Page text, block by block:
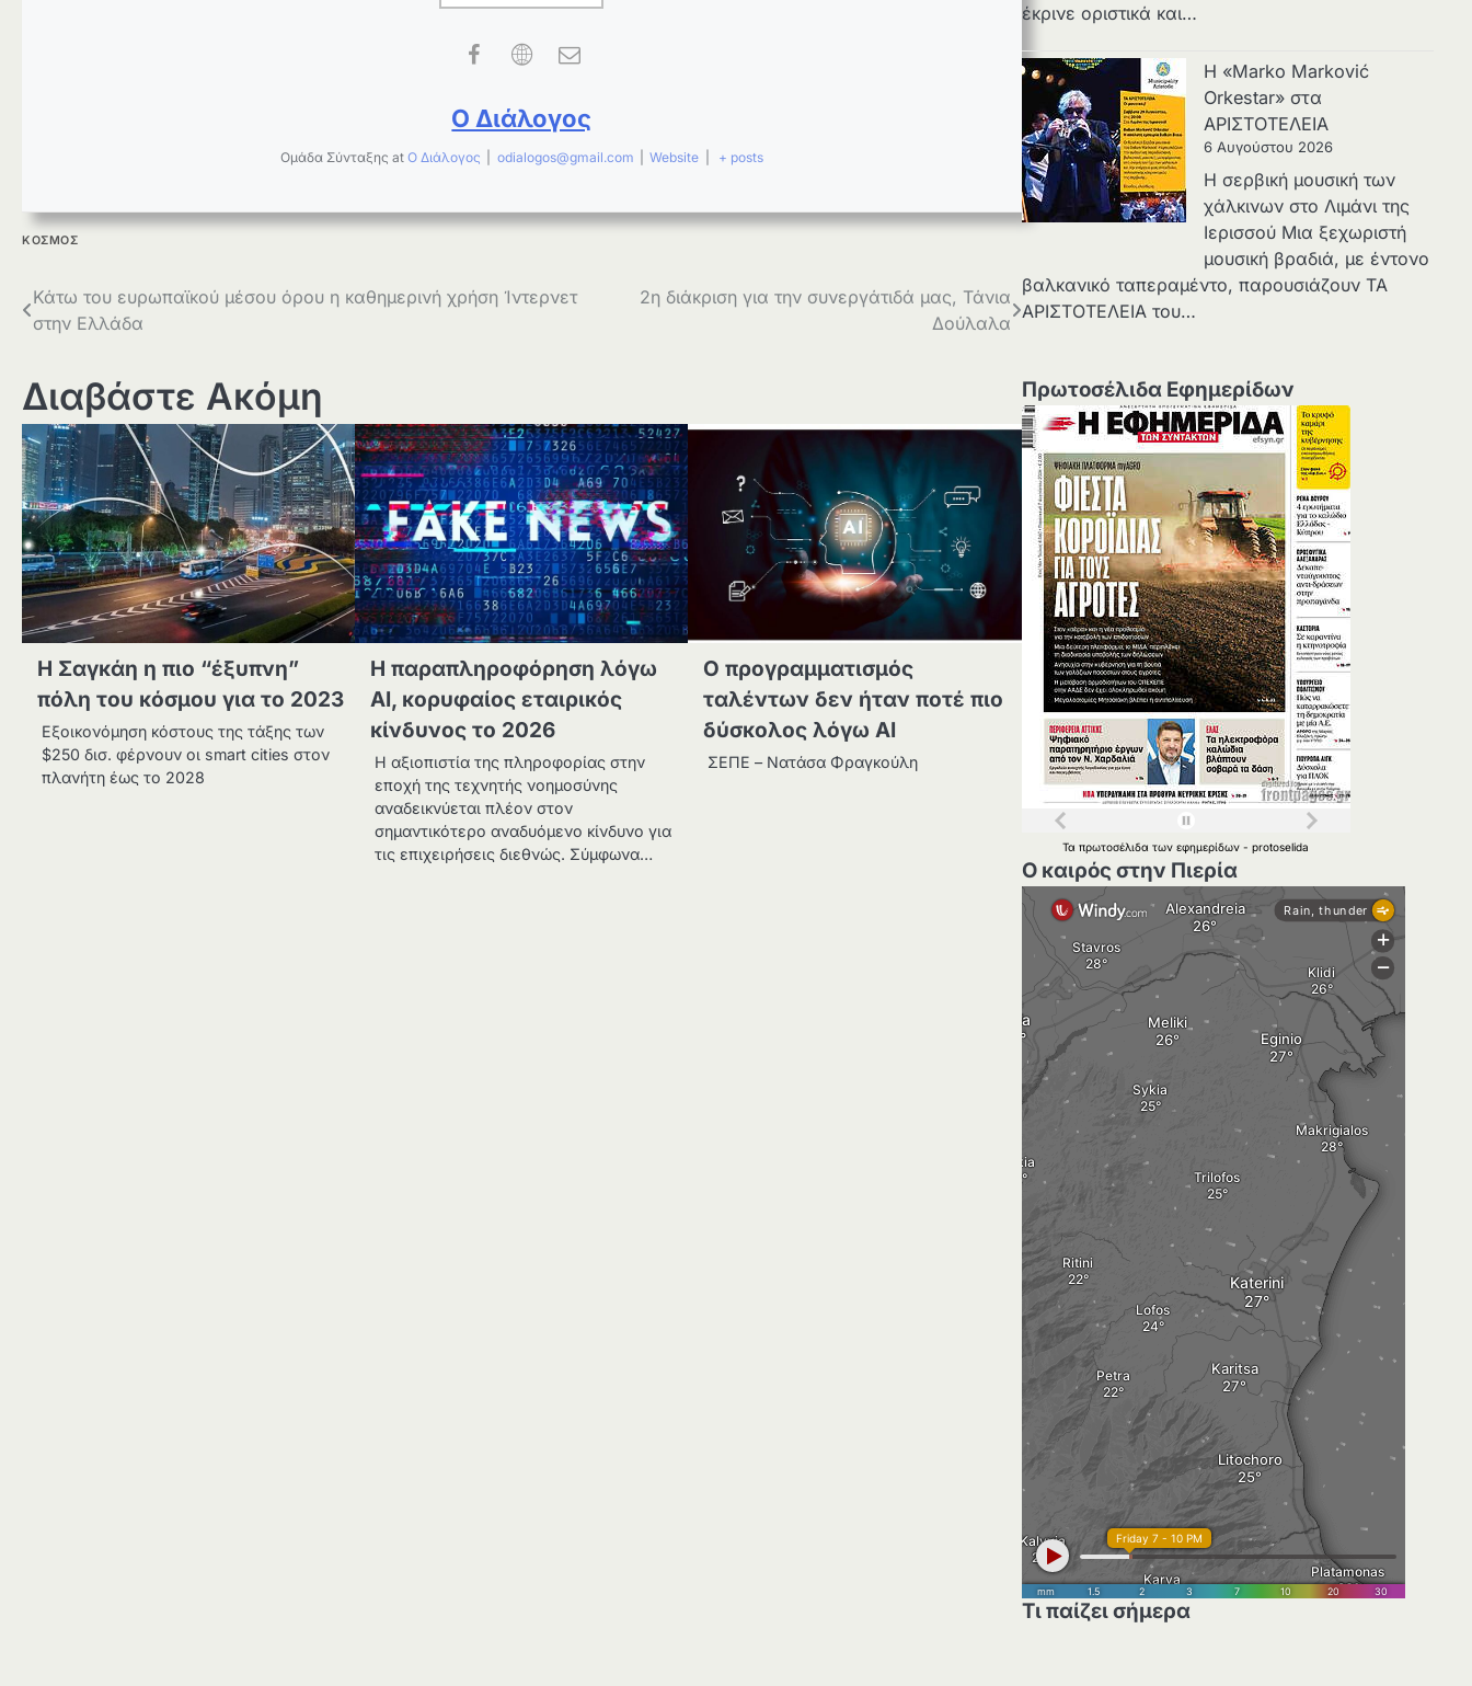
Ο Διάλογος
Ομάδα Σύνταξης at Ο Διάλογος odialogos@gmail.com Website + posts
ΚΟΣΜΟΣ
Πλοήγηση
άρθρων
Κάτω του ευρωπαϊκού μέσου όρου η καθημερινή χρήση Ίντερνετ
στην Ελλάδα
2η διάκριση για την συνεργάτιδά μας, Τάνια
Δούλαλα
Διαβάστε Ακόμη
Η Σαγκάη η πιο “έξυπνη”
πόλη του κόσμου για το 2023
Εξοικονόμηση κόστους της τάξης των
$250 δισ. φέρνουν οι smart cities στον
πλανήτη έως το 2028
Η παραπληροφόρηση λόγω
ΑΙ, κορυφαίος εταιρικός
κίνδυνος το 2026
Η αξιοπιστία της πληροφορίας στην
εποχή της τεχνητής νοημοσύνης
αναδεικνύεται πλέον στον
σημαντικότερο αναδυόμενο κίνδυνο για
τις επιχειρήσεις διεθνώς. Σύμφωνα…
Ο προγραμματισμός
ταλέντων δεν ήταν ποτέ πιο
δύσκολος λόγω ΑΙ
ΣΕΠΕ – Νατάσα Φραγκούλη
έκρινε οριστικά και…
Η «Marko Marković
Orkestar» στα
ΑΡΙΣΤΟΤΕΛΕΙΑ
6 Αυγούστου 2026
Η σερβική μουσική των
χάλκινων στο Λιμάνι της
Ιερισσού Μια ξεχωριστή
μουσική βραδιά, με έντονο
βαλκανικό ταπεραμέντο, παρουσιάζουν ΤΑ
ΑΡΙΣΤΟΤΕΛΕΙΑ του…
Πρωτοσέλιδα Εφημερίδων
Ταπρωτοσέλιδατωνεφημερίδων-protoselida
Ο καιρός στην Πιερία
Τι παίζει σήμερα